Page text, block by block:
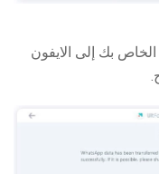
بك إلى الايفون